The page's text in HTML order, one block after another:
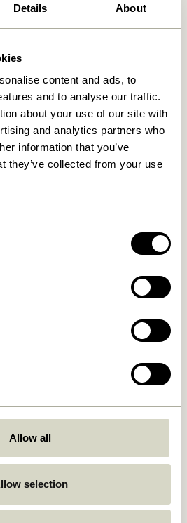
Details About
content and ads, to
and to analyse our traffic.
about your use of our site with
and analytics partners who
information that you’ve
they’ve collected from your use
Allow all
selection
Gap Tablette Naturel
829,00kr.
Ajouter au panier
859,00kr.